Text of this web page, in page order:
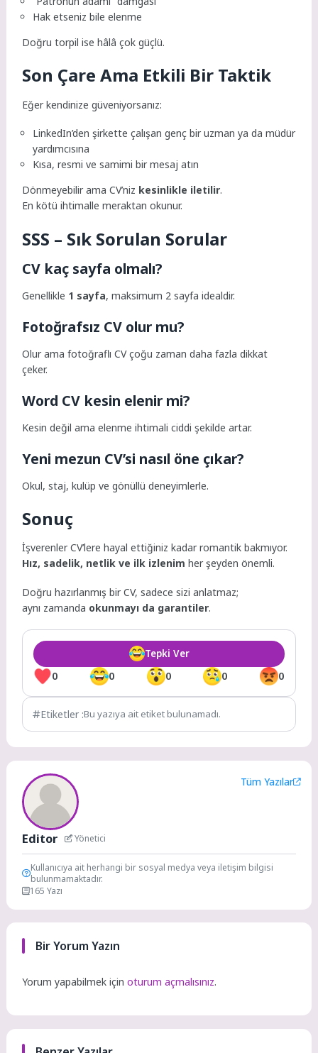
Hak etseniz bile elenme
Doğru torpil ise hâlâ çok güçlü.
Son Çare Ama Etkili Bir Taktik
Eğer kendinize güveniyorsanız:
LinkedIn’den şirkette çalışan genç bir uzman ya da müdür
yardımcısına
Kısa, resmi ve samimi bir mesaj atın
Dönmeyebilir ama CV’niz kesinlikle iletilir.
En kötü ihtimalle meraktan okunur.
SSS – Sık Sorulan Sorular
CV kaç sayfa olmalı?
Genellikle 1 sayfa, maksimum 2 sayfa idealdir.
Fotoğrafsız CV olur mu?
Olur ama fotoğraflı CV çoğu zaman daha fazla dikkat
çeker.
Word CV kesin elenir mi?
Kesin değil ama elenme ihtimali ciddi şekilde artar.
Yeni mezun CV’si nasıl öne çıkar?
Okul, staj, kulüp ve gönüllü deneyimlerle.
Sonuç
İşverenler CV’lere hayal ettiğiniz kadar romantik bakmıyor.
Hız, sadelik, netlik ve ilk izlenim her şeyden önemli.
Doğru hazırlanmış bir CV, sadece sizi anlatmaz;
aynı zamanda okunmayı da garantiler.
0 0 0 0 0
Tepki Ver
Etiketler :Bu yazıya ait etiket bulunamadı.
Editor Yönetici
Tüm Yazılar
Kullanıcıya ait herhangi bir sosyal medya veya iletişim bilgisi
bulunmamaktadır.
165 Yazı
Bir Yorum Yazın
Yorum yapabilmek içinoturum açmalısınız.